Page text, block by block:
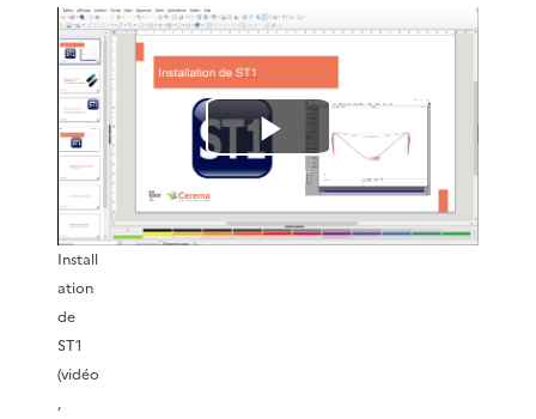
L
i
Install
ation
de
ST1
(vidéo
,